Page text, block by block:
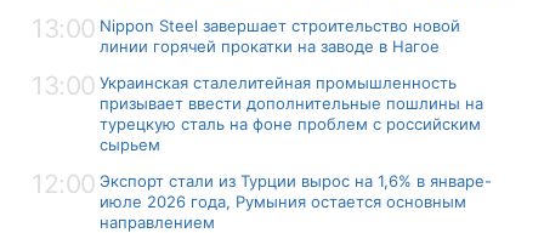
13:00 Nippon Steel завершает строительство новой
линии горячей прокатки на заводе в Нагое
13:00 Украинская сталелитейная промышленность
призывает ввести дополнительные пошлины на
турецкую сталь на фоне проблем с российским
сырьем
12:00 Экспорт стали из Турции вырос на 1,6% в январе-
июле 2026 года, Румыния остается основным
направлением